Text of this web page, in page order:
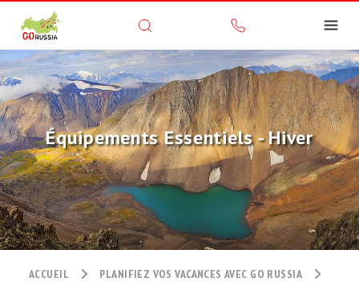
Équipements Essentiels - Hiver
ACCUEIL
PLANIFIEZ VOS VACANCES AVEC GO RUSSIA